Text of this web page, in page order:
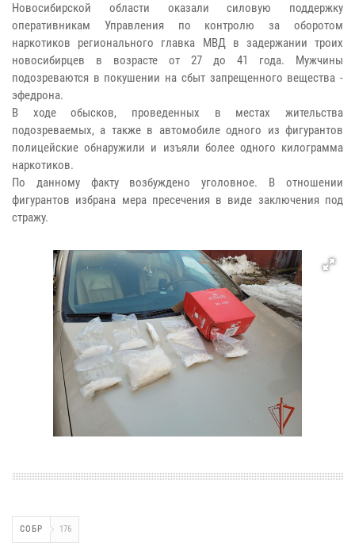
Новосибирской области оказали силовую поддержку
оперативникам Управления по контролю за оборотом
наркотиков регионального главка МВД в задержании троих
новосибирцев в возрасте от 27 до 41 года. Мужчины
подозреваются в покушении на сбыт запрещенного вещества -
эфедрона.
В ходе обысков, проведенных в местах жительства
подозреваемых, а также в автомобиле одного из фигурантов
полицейские обнаружили и изъяли более одного килограмма
наркотиков.
По данному факту возбуждено уголовное. В отношении
фигурантов избрана мера пресечения в виде заключения под
стражу.
СОБР 176